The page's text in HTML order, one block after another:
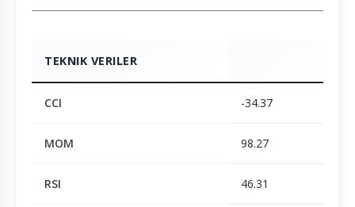
TEKNIK VERILER
CCI -34.37
MOM 98.27
RSI 46.31